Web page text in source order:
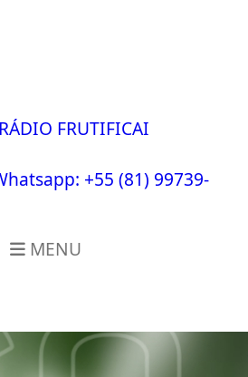
+55 (81) 99739-
MENU